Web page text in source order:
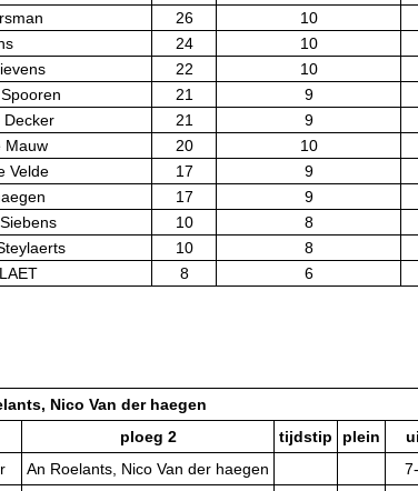
26
10
24
10
22
10
21 9
Decker 21 9
Mauw 20
10
Velde 17 9
17 9
10 8
10 8
8 6
Nico Van der haegen
ploeg 2 tijdstip plein
An Roelants, Nico Van der haegen